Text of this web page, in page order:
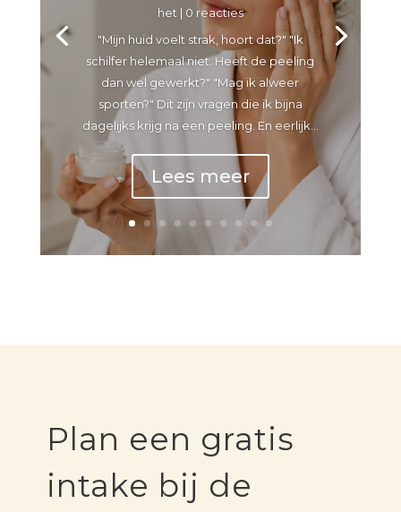
het| 0 reacties
"Mijn huid voelt strak, hoort dat?" "Ik
schilfer helemaal niet. Heeft de peeling
dan wel gewerkt?" "Mag ik alweer
sporten?" Dit zijn vragen die ik bijna
dagelijks krijg na een peeling. En eerlijk...
Lees meer
Plan een gratis
intake bij de